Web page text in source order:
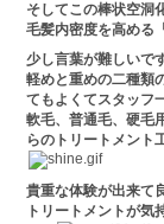
そしてこの棒状空洞
毛髪内密度を高める
少し言葉が難しいで
軽めと重めの二種類
てもよくてスタッフ
軟毛、普通毛、硬毛
らのトリートメント
貴重な体験が出来て
トリートメントが